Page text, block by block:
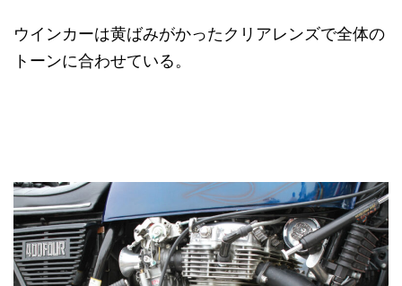
ウインカーは黄ばみがかったクリアレンズで全体の
トーンに合わせている。